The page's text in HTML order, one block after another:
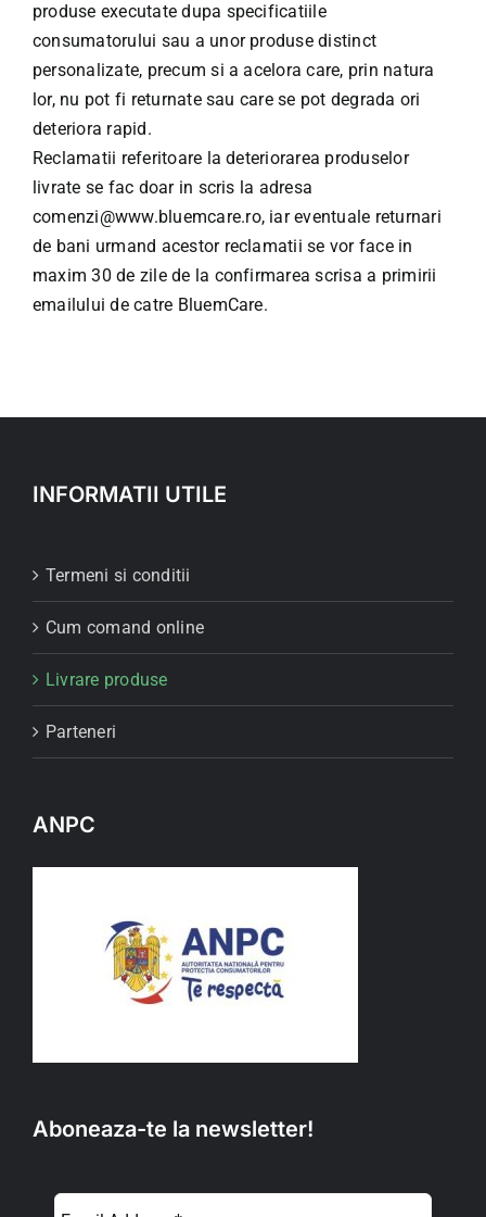
produse executate dupa specificatiile
consumatorului sau a unor produse distinct
personalizate, precum si a acelora care, prin natura
lor, nu pot fi returnate sau care se pot degrada ori
deteriora rapid.
Reclamatii referitoare la deteriorarea produselor
livrate se fac doar in scris la adresa
comenzi@www.bluemcare.ro, iar eventuale returnari
de bani urmand acestor reclamatii se vor face in
maxim 30 de zile de la confirmarea scrisa a primirii
emailului de catre BluemCare.
INFORMATII UTILE
Termeni si conditii
Cum comand online
Livrare produse
Parteneri
ANPC
Aboneaza-te la newsletter!